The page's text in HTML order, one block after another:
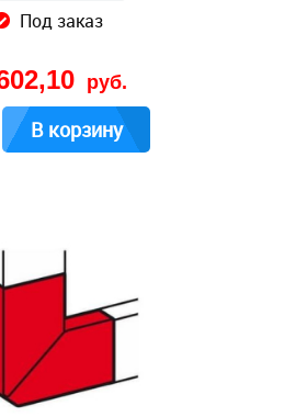
Под заказ
руб.
В корзину